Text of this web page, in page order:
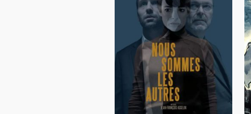
Nous sommes les autres